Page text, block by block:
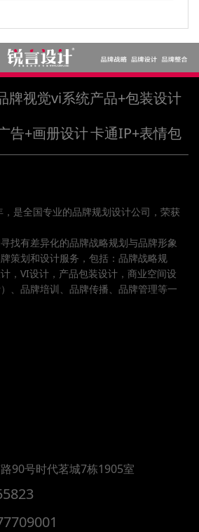
牌视觉vi系统产品+包装设计
告+画册设计卡通IP+表情包
是全国专业的品牌规划设计公司，荣获
找有差异化的品牌战略规划与品牌形象
策划和设计服务，包括：品牌战略规
，VI设计，产品包装设计，商业空间设
、品牌培训、品牌传播、品牌管理等一
90号时代茗城7栋1905室